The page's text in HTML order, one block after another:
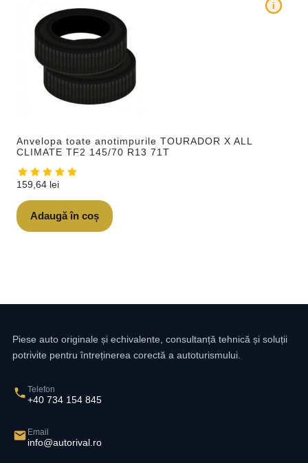
Anvelopa toate anotimpurile TOURADOR X ALL
CLIMATE TF2 145/70 R13 71T
i
159,64 lei
Adaugă în coș
Piese auto originale și echivalente, consultanță tehnică și soluții
potrivite pentru întreținerea corectă a autoturismului.
Telefon
+40 734 154 845
Email
info@autorival.ro